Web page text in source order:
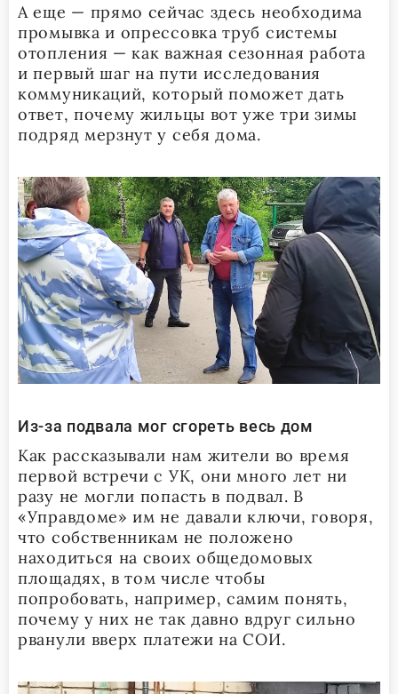
А еще — прямо сейчас здесь необходима
промывка и опрессовка труб системы
отопления — как важная сезонная работа
и первый шаг на пути исследования
коммуникаций, который поможет дать
ответ, почему жильцы вот уже три зимы
подряд мерзнут у себя дома.
Из-за подвала мог сгореть весь дом
Как рассказывали нам жители во время
первой встречи с УК, они много лет ни
разу не могли попасть в подвал. В
«Управдоме» им не давали ключи, говоря,
что собственникам не положено
находиться на своих общедомовых
площадях, в том числе чтобы
попробовать, например, самим понять,
почему у них не так давно вдруг сильно
рванули вверх платежи на СОИ.